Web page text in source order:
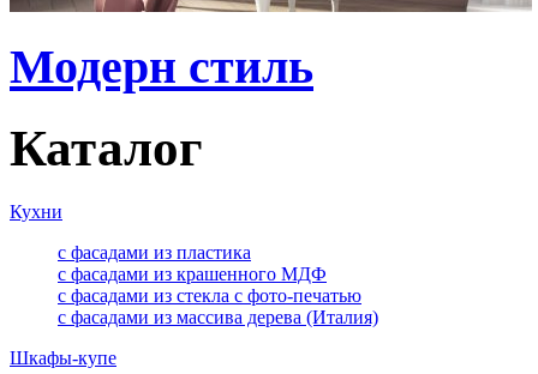
Модерн стиль
Каталог
Кухни
с фасадами из пластика
с фасадами из крашенного МДФ
с фасадами из стекла с фото-печатью
с фасадами из массива дерева (Италия)
Шкафы-купе